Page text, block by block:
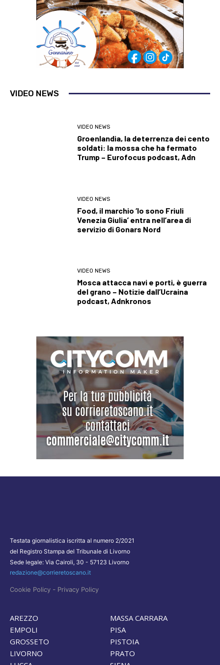
VIDEO NEWS
VIDEO NEWS
Groenlandia, la deterrenza dei cento
soldati: la mossa che ha fermato
Trump – Eurofocus podcast, Adn
VIDEO NEWS
Food, il marchio ‘Io sono Friuli
Venezia Giulia’ entra nell’area di
servizio di Gonars Nord
VIDEO NEWS
Mosca attacca navi e porti, è guerra
del grano – Notizie dall’Ucraina
podcast, Adnkronos
Testata giornalistica iscritta al numero 2/2021
del Registro Stampa del Tribunale di Livorno
Sede legale: Via Cairoli, 30 - 57123 Livorno
redazione@corrieretoscano.it
Cookie Policy - Privacy Policy
AREZZO
EMPOLI
GROSSETO
LIVORNO
MASSA CARRARA
PISA
PISTOIA
PRATO